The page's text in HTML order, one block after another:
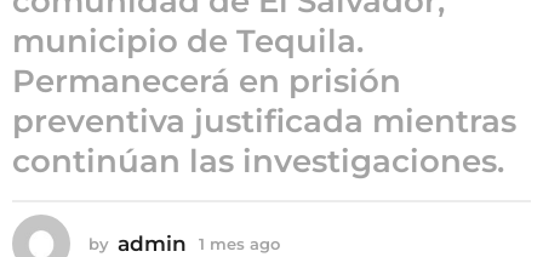
municipio de Tequila.
Permanecerá en prisión
preventiva justificada mientras
continúan las investigaciones.
by admin 1 mes ago